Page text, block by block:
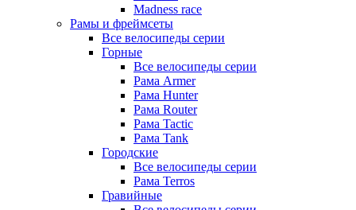
Madness race
Рамы и фреймсеты
Все велосипеды серии
Горные
Все велосипеды серии
Рама Armer
Рама Hunter
Рама Router
Рама Tactic
Рама Tank
Городские
Все велосипеды серии
Рама Terros
Гравийные